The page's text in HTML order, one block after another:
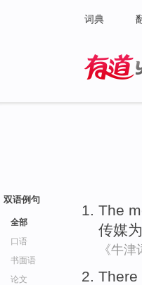
词典
双语例句
全部
口语
书面语
论文
The
传媒
《牛津
There